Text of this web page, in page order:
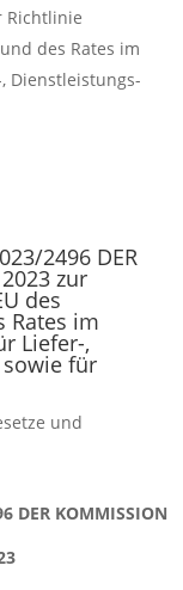
Richtlinie
des Rates im
Dienstleistungs-
2496 DER
zur
des
Rates im
Liefer-,
für
und
DER KOMMISSION